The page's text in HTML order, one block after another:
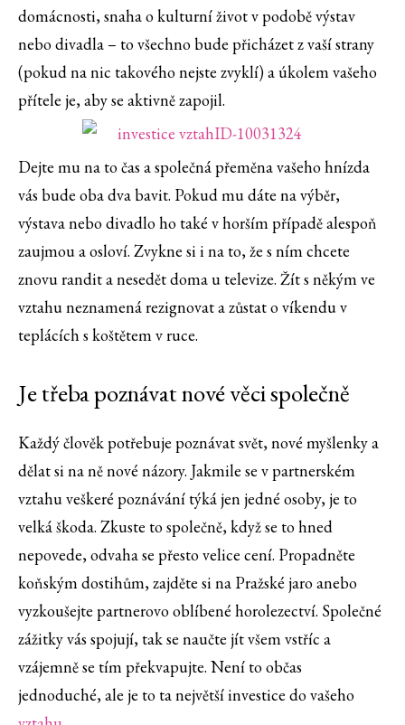
domácnosti, snaha o kulturní život v podobě výstav
nebo divadla – to všechno bude přicházet z vaší strany
(pokud na nic takového nejste zvyklí) a úkolem vašeho
přítele je, aby se aktivně zapojil.
Dejte mu na to čas a společná přeměna vašeho hnízda
vás bude oba dva bavit. Pokud mu dáte na výběr,
výstava nebo divadlo ho také v horším případě alespoň
zaujmou a osloví. Zvykne si i na to, že s ním chcete
znovu randit a nesedět doma u televize. Žít s někým ve
vztahu neznamená rezignovat a zůstat o víkendu v
teplácích s koštětem v ruce.
Je třeba poznávat nové věci společně
Každý člověk potřebuje poznávat svět, nové myšlenky a
dělat si na ně nové názory. Jakmile se v partnerském
vztahu veškeré poznávání týká jen jedné osoby, je to
velká škoda. Zkuste to společně, když se to hned
nepovede, odvaha se přesto velice cení. Propadněte
koňským dostihům, zajděte si na Pražské jaro anebo
vyzkoušejte partnerovo oblíbené horolezectví. Společné
zážitky vás spojují, tak se naučte jít všem vstříc a
vzájemně se tím překvapujte. Není to občas
jednoduché, ale je to ta největší investice do vašeho